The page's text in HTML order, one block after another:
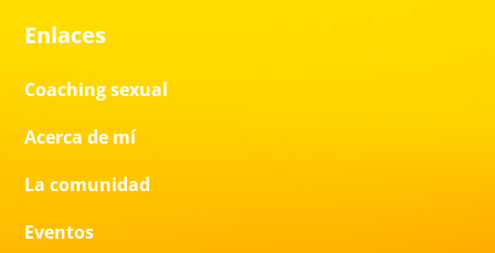
Enlaces
Coaching sexual
Acerca de mí
La comunidad
Eventos